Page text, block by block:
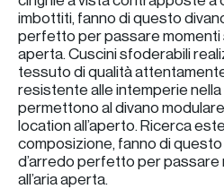
imbottiti, fanno di questo
perfetto per passare momenti
aperta. Cuscini sfoderabili
tessuto di qualità
resistente alle intemperie
permettono al divano
location all’aperto. Ricerca
composizione, fanno di questo
d’arredo perfetto per passare
all’aria aperta.